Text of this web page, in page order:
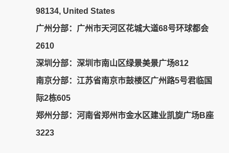
98134, United States
广州分部：广州市天河区花城大道68号环球都会
2610
深圳分部：深圳市南山区绿景美景广场812
南京分部：江苏省南京市鼓楼区广州路5号君临国
际2栋605
郑州分部：河南省郑州市金水区建业凯旋广场B座
3223